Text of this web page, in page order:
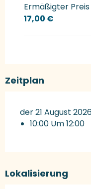
Ermäßigter Preis
17,00 €
Zeitplan
der 21 August
10:00 Um 12:00
Lokalisierung